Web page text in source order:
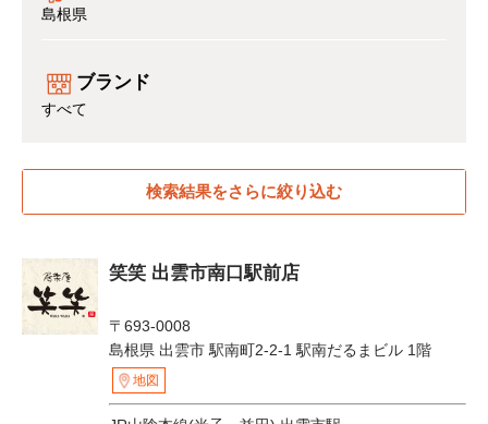
島根県
ブランド
すべて
検索結果をさらに絞り込む
笑笑 出雲市南口駅前店
〒693-0008
島根県 出雲市 駅南町2-2-1 駅南だるまビル 1階
地図